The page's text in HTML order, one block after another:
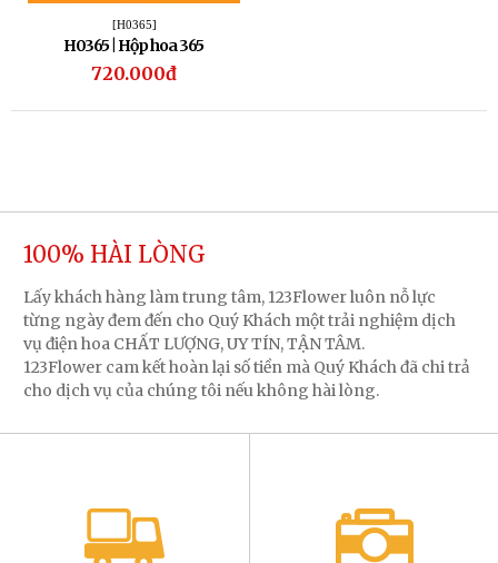
[H0365]
H0365 | Hộp hoa 365
720.000đ
100% HÀI LÒNG
Lấy khách hàng làm trung tâm, 123Flower luôn nỗ lực
từng ngày đem đến cho Quý Khách một trải nghiệm dịch
vụ điện hoa CHẤT LƯỢNG, UY TÍN, TẬN TÂM.
123Flower cam kết hoàn lại số tiền mà Quý Khách đã chi trả
cho dịch vụ của chúng tôi nếu không hài lòng.